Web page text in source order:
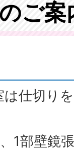
ご案
は仕切り
1部壁鏡